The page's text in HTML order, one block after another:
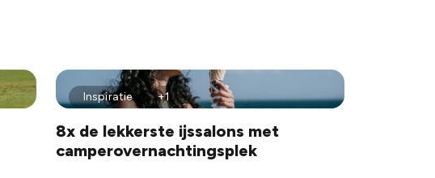
Inspiratie +1
8x de lekkerste ijssalons met
camperovernachtingsplek